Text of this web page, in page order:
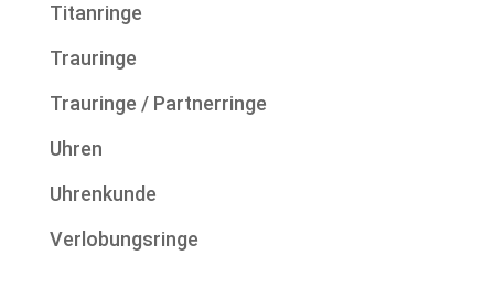
Titanringe
Trauringe
Trauringe / Partnerringe
Uhren
Uhrenkunde
Verlobungsringe